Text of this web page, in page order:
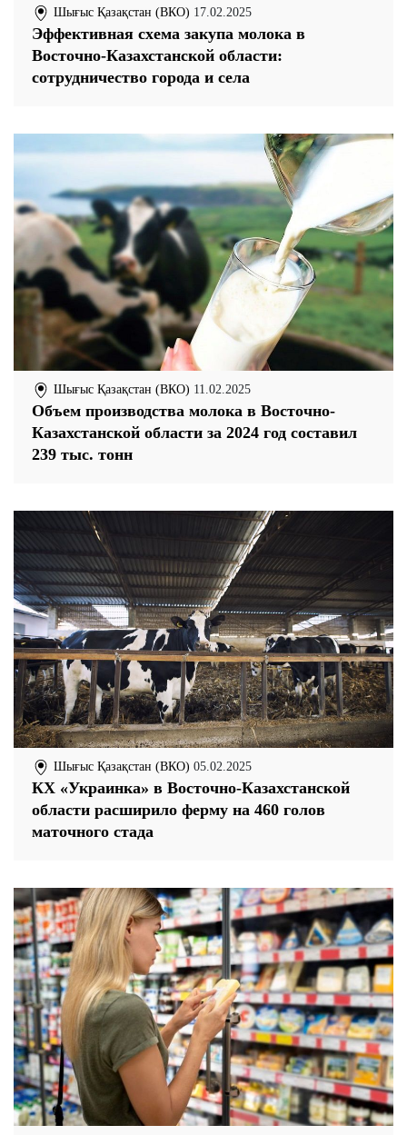
Шығыс Қазақстан (ВКО) 17.02.2025
Эффективная схема закупа молока в
Восточно-Казахстанской области:
сотрудничество города и села
Шығыс Қазақстан (ВКО) 11.02.2025
Объем производства молока в Восточно-
Казахстанской области за 2024 год составил
239 тыс. тонн
Шығыс Қазақстан (ВКО) 05.02.2025
КХ «Украинка» в Восточно-Казахстанской
области расширило ферму на 460 голов
маточного стада